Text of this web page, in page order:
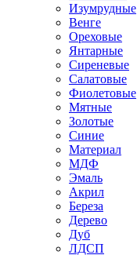
Изумрудные
Венге
Ореховые
Янтарные
Сиреневые
Салатовые
Фиолетовые
Мятные
Золотые
Синие
Материал
МДФ
Эмаль
Акрил
Береза
Дерево
Дуб
ЛДСП